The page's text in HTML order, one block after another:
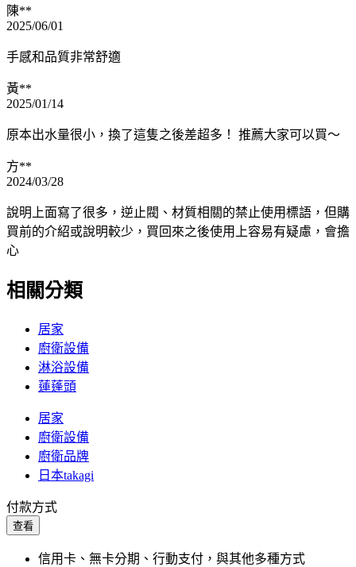
陳**
2025/06/01
手感和品質非常舒適
黃**
2025/01/14
原本出水量很小，換了這隻之後差超多！ 推薦大家可以買～
方**
2024/03/28
說明上面寫了很多，逆止閥、材質相關的禁止使用標語，但購
買前的介紹或說明較少，買回來之後使用上容易有疑慮，會擔
心
相關分類
居家
廚衛設備
淋浴設備
蓮蓬頭
居家
廚衛設備
廚衛品牌
日本takagi
付款方式
查看
信用卡、無卡分期、行動支付，與其他多種方式